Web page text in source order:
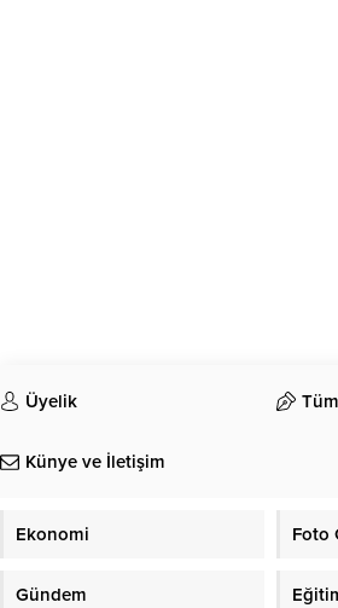
Üyelik
Künye ve İletişim
Ekonomi Foto
Gündem